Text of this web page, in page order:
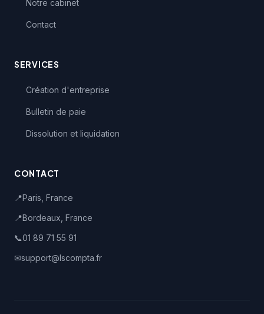
Notre cabinet
Contact
SERVICES
Création d'entreprise
Bulletin de paie
Dissolution et liquidation
CONTACT
📍Paris, France
📍Bordeaux, France
📞01 89 71 55 91
✉support@lscompta.fr